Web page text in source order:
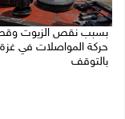
بسبب نقص الزيوت وقطع
حركة المواصلات في
بالتوقف